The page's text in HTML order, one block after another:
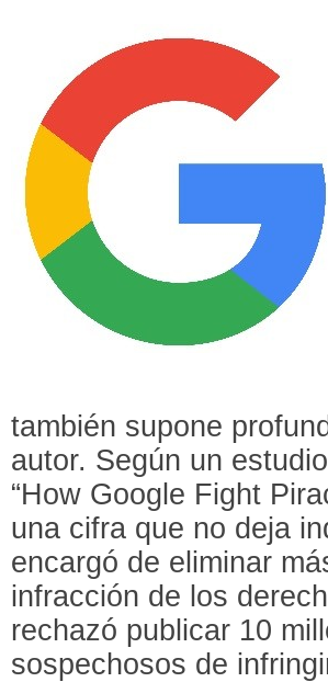
también supone
autor. Según un
“How Google Fight
una cifra que no deja
encargó de eliminar
infracción de los
rechazó publicar 10
sospechosos de